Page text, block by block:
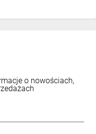
o nowościach,